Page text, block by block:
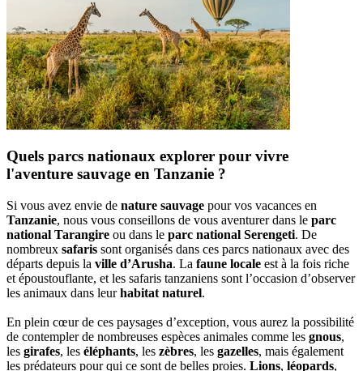
Quels parcs nationaux explorer pour vivre
l'aventure sauvage en Tanzanie ?
Si vous avez envie de nature sauvage pour vos vacances en
Tanzanie, nous vous conseillons de vous aventurer dans le parc
national Tarangire ou dans le parc national Serengeti. De
nombreux safaris sont organisés dans ces parcs nationaux avec des
départs depuis la ville d’Arusha. La faune locale est à la fois riche
et époustouflante, et les safaris tanzaniens sont l’occasion d’observer
les animaux dans leurhabitat naturel.
En plein cœur de ces paysages d’exception, vous aurez la possibilité
de contempler de nombreuses espèces animales comme les gnous,
les girafes, les éléphants, les zèbres, les gazelles, mais également
les prédateurs pour qui ce sont de belles proies. Lions, léopards,